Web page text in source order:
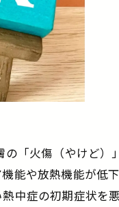
「火傷（やけど）
や放熱機能が低下
中症の初期症状を